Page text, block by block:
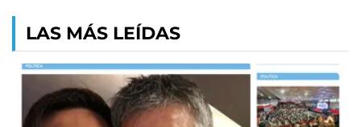
LAS MÁS LEÍDAS